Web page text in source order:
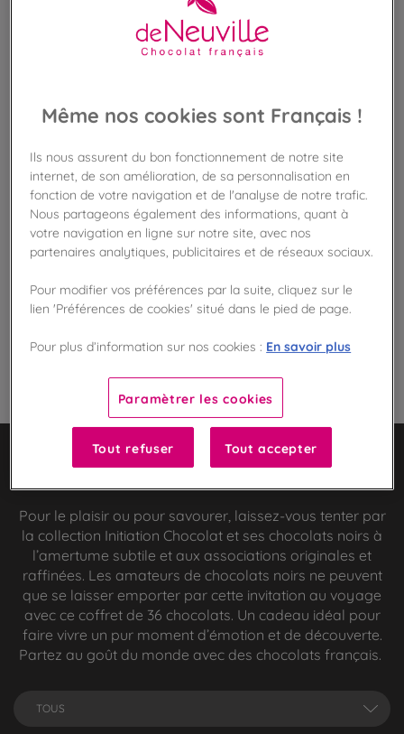
BIENTÔT DE RETOUR
dès 50€ d'achat
Gagnez 42 points de fidélité !
avec notre programme Privilège
Fabriqué en France
Explorez les grands crus de cacao et
Pour le plaisir ou pour savourer, laissez-vous tenter par
la collection Initiation Chocolat et ses chocolats noirs à
l’amertume subtile et aux associations originales et
raffinées. Les amateurs de chocolats noirs ne peuvent
que se laisser emporter par cette invitation au voyage
avec ce coffret de 36 chocolats. Un cadeau idéal pour
faire vivre un pur moment d’émotion et de découverte.
Partez au goût du monde avec des chocolats français.
TOUS
Même nos cookies sont Français !
Ils nous assurent du bon fonctionnement de notre site
internet, de son amélioration, de sa personnalisation en
fonction de votre navigation et de l'analyse de notre trafic.
Nous partageons également des informations, quant à
votre navigation en ligne sur notre site, avec nos
partenaires analytiques, publicitaires et de réseaux sociaux.
Pour modifier vos préférences par la suite, cliquez sur le
lien 'Préférences de cookies' situé dans le pied de page.
Pour plus d’information sur nos cookies : En savoir plus
Paramètrer les cookies
Tout refuser Tout accepter